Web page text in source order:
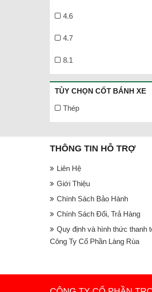
4.6
4.7
8.1
TÙY CHỌN CỐT BÁNH XE
Thép
THÔNG TIN HỖ TRỢ
Liên Hệ
Giới Thiệu
Chính Sách Bảo Hành
Chính Sách Đổi, Trả Hàng
Quy định và hình thức thanh
Công Ty Cổ Phần Làng Rùa